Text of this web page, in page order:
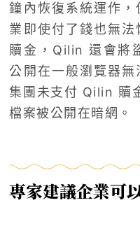
鐘內恢復系統運作
業即使付了錢也無
贖金，Qilin 還會將
公開在一般瀏覽器無
集團未支付 Qilin 贖
檔案被公開在暗網。
專家建議企業可